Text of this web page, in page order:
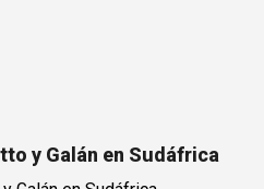
y Galán en Sudáfrica